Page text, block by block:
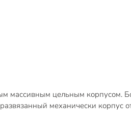
массивным цельным корпусом.
механически